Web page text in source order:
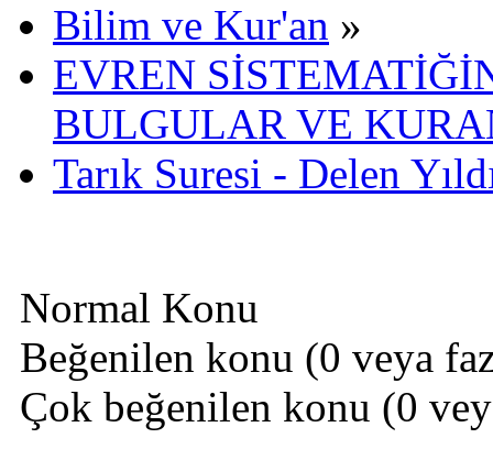
Bilim ve Kur'an »
EVREN
BULGULAR VE
Tarık Suresi - Delen
Normal Konu
Beğenilen konu (0 veya
Çok beğenilen konu (0